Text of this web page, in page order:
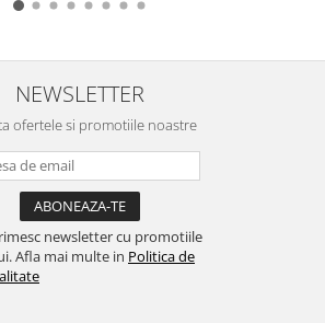
NEWSLETTER
ofertele si promotiile noastre
newsletter cu promotiile
Afla mai multe in Politica de